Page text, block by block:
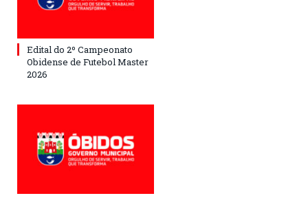
Edital do 2º Campeonato
Obidense de Futebol Master
2026